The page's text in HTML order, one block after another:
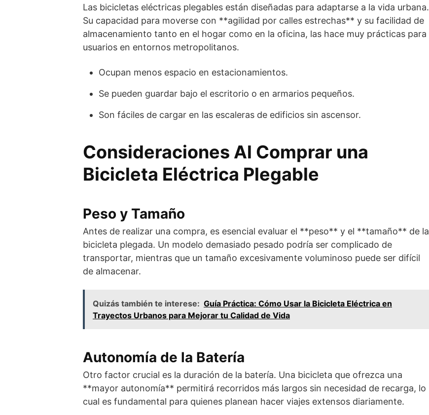
Las bicicletas eléctricas plegables están diseñadas para adaptarse a la vida urbana.
Su capacidad para moverse con **agilidad por calles estrechas** y su facilidad de
almacenamiento tanto en el hogar como en la oficina, las hace muy prácticas para
usuarios en entornos metropolitanos.
Ocupan menos espacio en estacionamientos.
Se pueden guardar bajo el escritorio o en armarios pequeños.
Son fáciles de cargar en las escaleras de edificios sin ascensor.
Consideraciones Al Comprar una
Bicicleta Eléctrica Plegable
Peso y Tamaño
Antes de realizar una compra, es esencial evaluar el **peso** y el **tamaño** de la
bicicleta plegada. Un modelo demasiado pesado podría ser complicado de
transportar, mientras que un tamaño excesivamente voluminoso puede ser difícil
de almacenar.
Quizás también te interese: Guía Práctica: Cómo Usar la Bicicleta Eléctrica en
Trayectos Urbanos para Mejorar tu Calidad de Vida
Autonomía de la Batería
Otro factor crucial es la duración de la batería. Una bicicleta que ofrezca una
**mayor autonomía** permitirá recorridos más largos sin necesidad de recarga, lo
cual es fundamental para quienes planean hacer viajes extensos diariamente.